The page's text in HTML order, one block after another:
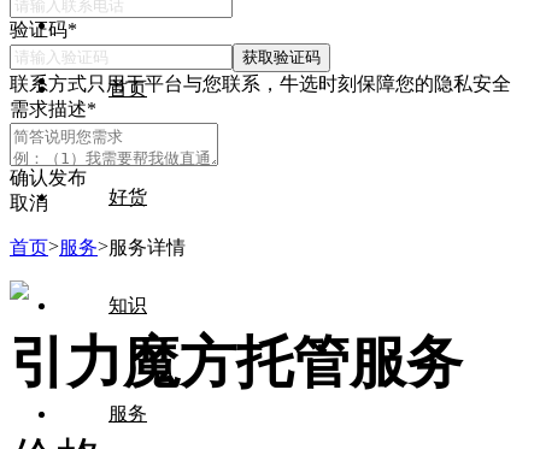
首页
好货
知识
服务
验证码*
获取验证码
联系方式只用于平台与您联系，牛选时刻保障您的隐私安全
需求描述*
确认发布
取消
首页>服务>服务详情
引力魔方托管服务